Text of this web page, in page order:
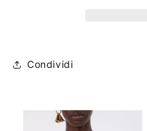
Condividi